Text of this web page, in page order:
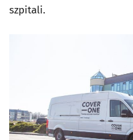
szpitali.